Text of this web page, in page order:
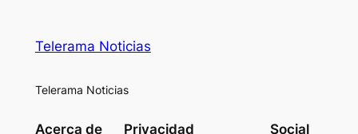
Telerama Noticias
Telerama Noticias
Acerca de Privacidad Social